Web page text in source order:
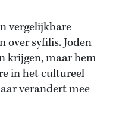
vergelijkbare
over syfilis. Joden
krijgen, maar hem
in het cultureel
verandert mee